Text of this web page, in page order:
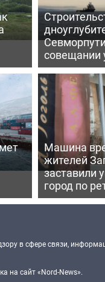
совещании
Машина
жителей
заставили
город по
в сфере связи,
на сайт «Nord-News».